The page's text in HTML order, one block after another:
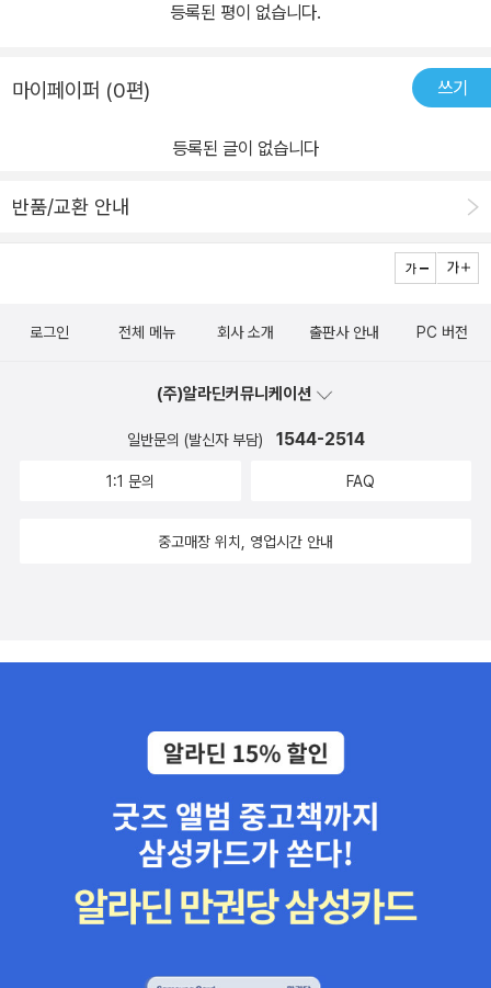
등록된 평이 없습니다.
마이페이퍼 (0편) 쓰기
등록된 글이 없습니다
반품/교환 안내
로그인 전체 메뉴 회사 소개 출판사 안내 PC 버전
(주)알라딘커뮤니케이션
일반문의 (발신자 부담) 1544-2514
1:1 문의 FAQ
중고매장 위치, 영업시간 안내